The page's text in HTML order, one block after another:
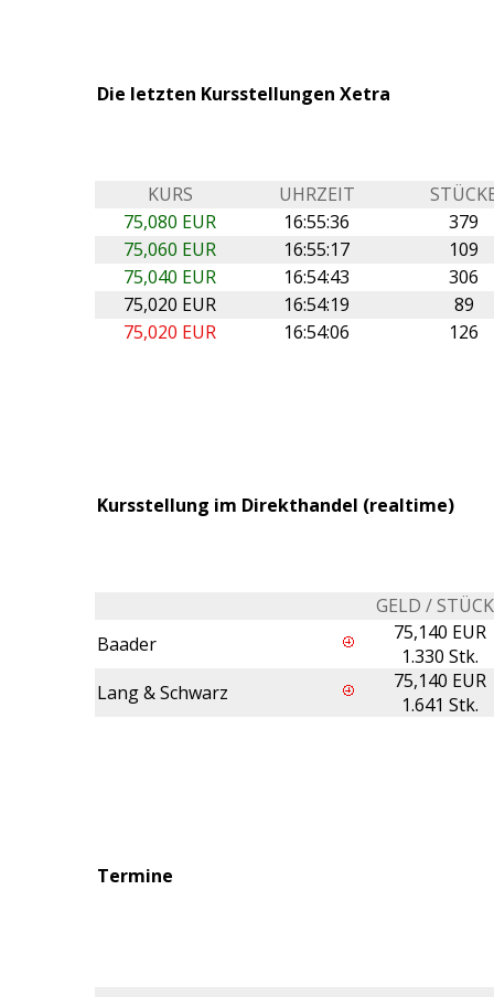
Die letzten Kursstellungen Xetra
KURS UHRZEIT
75,080 EUR
16:55:36
379
75,060 EUR
16:55:17
109
75,040 EUR
16:54:43
306
75,020 EUR
16:54:19
89
75,020 EUR
16:54:06 126
Kursstellung im Direkthandel (realtime)
GELD /
Baader
75,140 EUR
1.330 Stk.
Lang & Schwarz
75,140 EUR
1.641 Stk.
Termine